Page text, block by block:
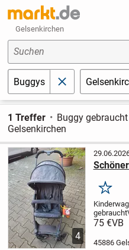
Gelsenkirchen
Suchen
Buggys schließen
1 Treffer
Buggy
Gelsenkirchen
4
Merken
gebraucht
lässt sich
75 €VB
45886